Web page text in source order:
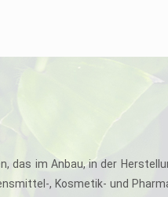
das im Anbau, in der
, Kosmetik- und